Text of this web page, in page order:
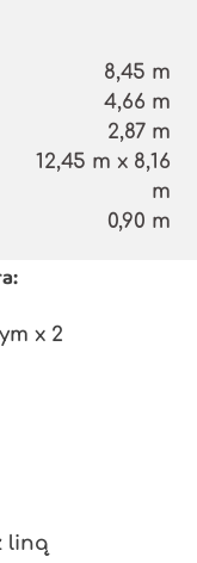
8,45 m
4,66 m
2,87 m
12,45 m x 8,16
m
0,90 m
x 2
liną